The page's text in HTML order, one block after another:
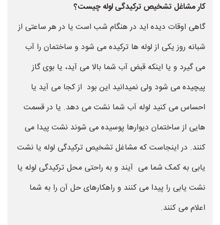
کار مشاغل تشخیص ترکیدگی لوله چیست؟
گاهی اوقات دیده اید در هنگام شب است یا در هر ساعتی از
شبانه روز یکی از لوله ها ترکیده می شود و ساختمان را آب
می گیرد و یا اینکه قبض آب شما بالا می آید، یا بوی گاز
پیچیده می شود ولی نمیدانید این بود از کجا می آید یا
احساس می کنید لوله آب شما نشت می دهد. یا در قسمت
هایی از ساختمان دیوارها پوسیده می شوند نشت پیدا می
کنند. در اینجاست که مشاغل تشخیص ترکیدگی لوله یا نشت
یابی به کمک شما می آیند و به راحتی محل ترکیدگی لوله یا
نشت یابی را پیدا می کنند و راهکارهای حل آن را به شما
اعلام می کنند.